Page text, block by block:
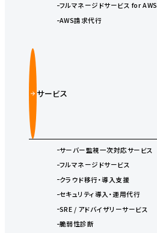
フルマネージドサービス for AWS
AWS請求代行
サービス
サーバー監視一次対応サービス
フルマネージドサービス
クラウド移行・導入支援
セキュリティ導入・運用代行
SRE / アドバイザリーサービス
脆弱性診断